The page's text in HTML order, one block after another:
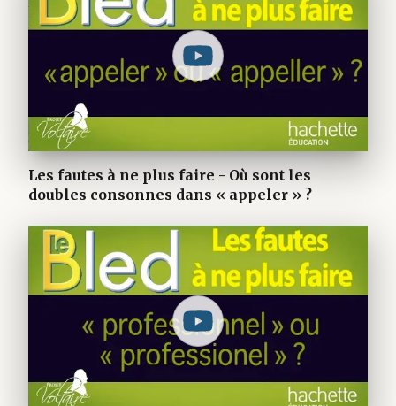
Les fautes à ne plus faire - Où sont les
doubles consonnes dans « appeler » ?